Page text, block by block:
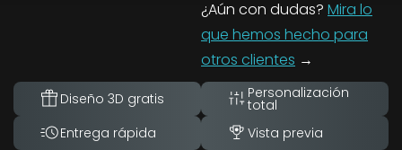
¿Aún con dudas? Mira lo
que hemos hecho para
otros clientes →
Diseño 3D gratis Personalización
total
Entrega rápida
Vista previa